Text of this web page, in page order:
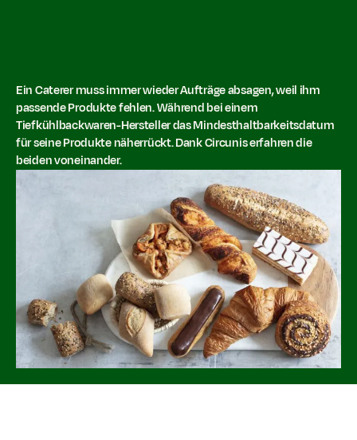
Ein Caterer muss immer wieder Aufträge absagen, weil ihm
passende Produkte fehlen. Während bei einem
Tiefkühlbackwaren-Hersteller das Mindesthaltbarkeitsdatum
für seine Produkte näherrückt. Dank Circunis erfahren die
beiden voneinander.